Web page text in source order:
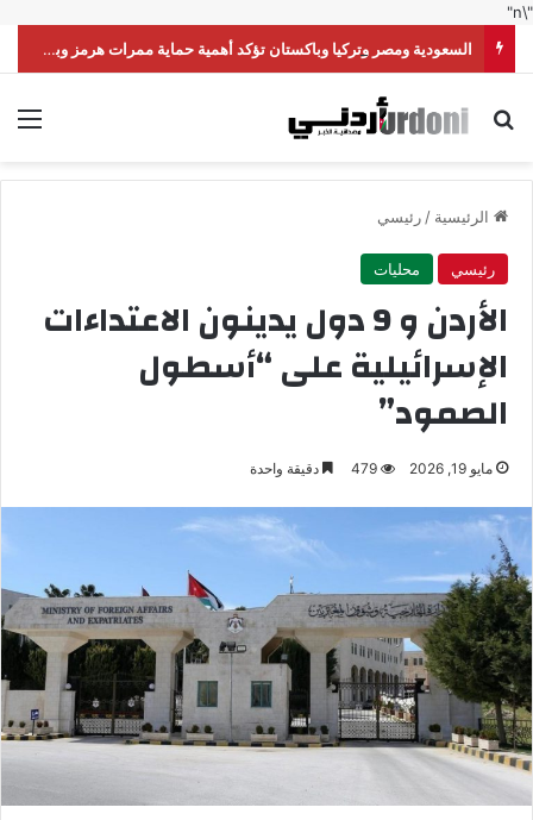
"\n"
السعودية ومصر وتركيا وباكستان تؤكد أهمية حماية ممرات هرمز وباب المندب
بحث عن
الرئيسية /رئيسي
رئيسي محليات
الأردن و 9 دول يدينون الاعتداءات
الإسرائيلية على “أسطول
الصمود”
مايو 19, 2026 479 دقيقة واحدة